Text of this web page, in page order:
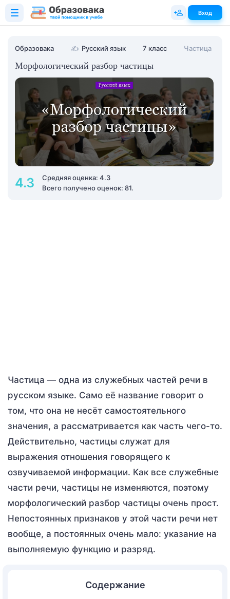
Образовака ✍ Русский язык 7 класс Частица
Морфологический разбор частицы
4.3
Средняя оценка: 4.3
Всего получено оценок: 81.
Частица — одна из служебных частей речи в
русском языке. Само её название говорит о
том, что она не несёт самостоятельного
значения, а рассматривается как часть чего-то.
Действительно, частицы служат для
выражения отношения говорящего к
озвучиваемой информации. Как все служебные
части речи, частицы не изменяются, поэтому
морфологический разбор частицы очень прост.
Непостоянных признаков у этой части речи нет
вообще, а постоянных очень мало: указание на
выполняемую функцию и разряд.
Содержание
Вход